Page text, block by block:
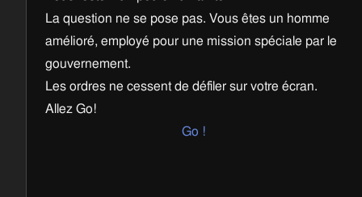
La question ne se pose pas. Vous êtes un homme
amélioré, employé pour une mission spéciale par le
gouvernement.
Les ordres ne cessent de défiler sur votre écran.
Allez Go!
Go !